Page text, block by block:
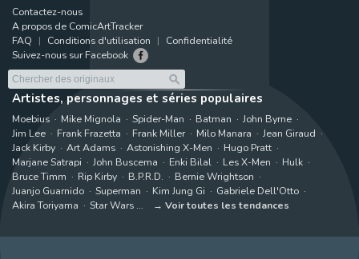
Contactez-nous
A propos de ComicArtTracker
FAQ
Conditions d'utilisation
Confidentialité
Suivez-nous sur Facebook
Artistes, personnages et séries populaires
Moebius Mike Mignola Spider-Man Batman
John Byrne
Jim Lee
Frank Frazetta Frank Miller Milo Manara
Jean Giraud
Jack Kirby
Art Adams Astonishing X-Men
Hugo Pratt
Marjane Satrapi
John Buscema Enki Bilal Les X-Men
Hulk
Bruce Timm
Rip Kirby B.P.R.D.
Bernie Wrightson
Juanjo Guarnido
Superman Kim Jung Gi
Gabriele Dell'Otto
Akira Toriyama
Star Wars Voir toutes les tendances